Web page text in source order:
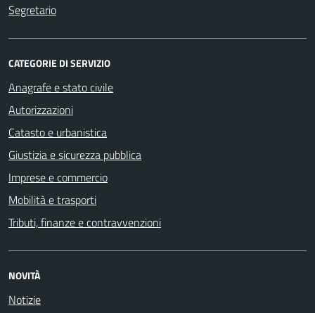
Segretario
CATEGORIE DI SERVIZIO
Anagrafe e stato civile
Autorizzazioni
Catasto e urbanistica
Giustizia e sicurezza pubblica
Imprese e commercio
Mobilità e trasporti
Tributi, finanze e contravvenzioni
NOVITÀ
Notizie